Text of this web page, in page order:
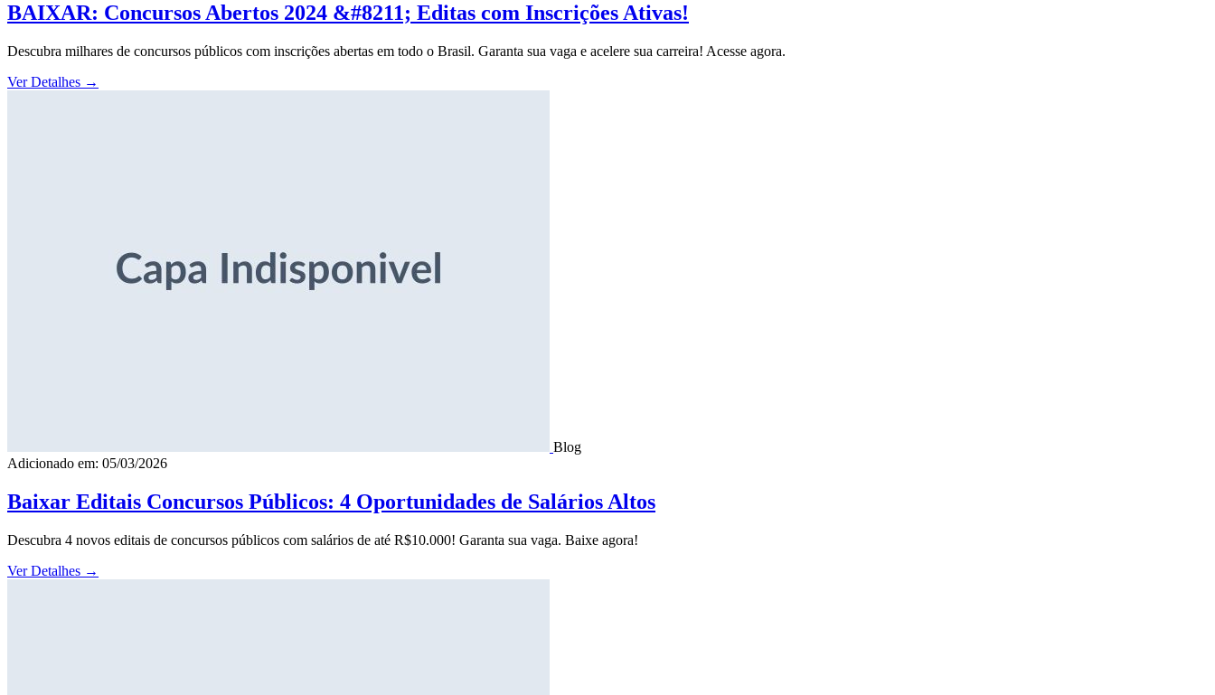
BAIXAR: Concursos Abertos 2024 &#8211; Editas com Inscrições Ativas!
Descubra milhares de concursos públicos com inscrições abertas em todo o Brasil. Garanta sua vaga e acelere sua carreira! Acesse agora.
Ver Detalhes →
Blog
Adicionado em: 05/03/2026
Baixar Editais Concursos Públicos: 4 Oportunidades de Salários Altos
Descubra 4 novos editais de concursos públicos com salários de até R$10.000! Garanta sua vaga. Baixe agora!
Ver Detalhes →